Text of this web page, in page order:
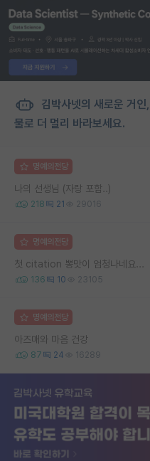
김박사넷의 새로운 거
물로 더 멀리 바라보세요.
명예의전당
나의 선생님 (자랑 포함..)
218 21 29016
명예의전당
첫 citation 뽕맛이 엄청나네요...
136 10 23105
명예의전당
아즈매와 마음 건강
87 24 16289